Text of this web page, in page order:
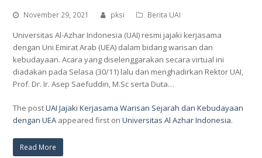
November 29, 2021 pksi Berita UAI
Universitas Al-Azhar Indonesia (UAI) resmi jajaki kerjasama
dengan Uni Emirat Arab (UEA) dalam bidang warisan dan
kebudayaan. Acara yang diselenggarakan secara virtual ini
diadakan pada Selasa (30/11) lalu dan menghadirkan Rektor UAI,
Prof. Dr. Ir. Asep Saefuddin, M.Sc serta Duta…
The postUAI Jajaki Kerjasama Warisan Sejarah dan Kebudayaan
dengan UEA appeared first onUniversitas Al Azhar Indonesia.
Read More